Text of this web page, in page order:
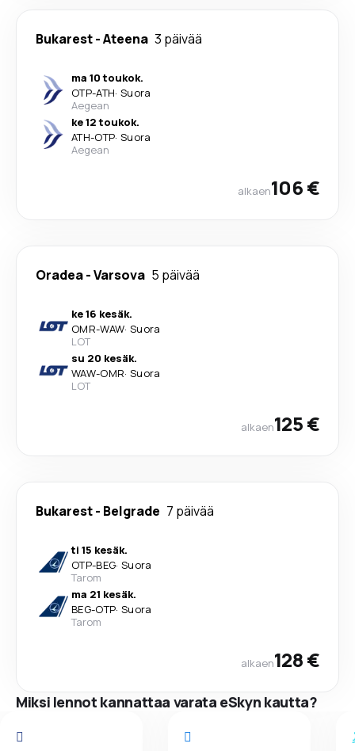
Bukarest-Ateena 3 päivää
ma 10 toukok.
OTP-ATH· Suora
Aegean
ke 12 toukok.
ATH-OTP· Suora
Aegean
alkaen106 €
Oradea-Varsova 5 päivää
ke 16 kesäk.
OMR-WAW· Suora
LOT
su 20 kesäk.
WAW-OMR· Suora
LOT
alkaen125 €
Bukarest- Belgrade 7 päivää
ti 15 kesäk.
OTP-BEG· Suora
Tarom
ma 21 kesäk.
BEG-OTP· Suora
Tarom
alkaen128 €
Miksi lennot kannattaa varata eSkyn kautta?